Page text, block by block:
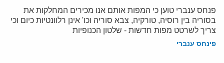
פנחס ענברי טוען כי המפות אותם אנו מכירים המחלקות את
בסוריה בין רוסיה, טורקיה, צבא סוריה וכו' אינן רלוונטיות כיום וכי
צריך לשרטט מפות חדשות - שלטון הכנופיות
פינחס ענברי